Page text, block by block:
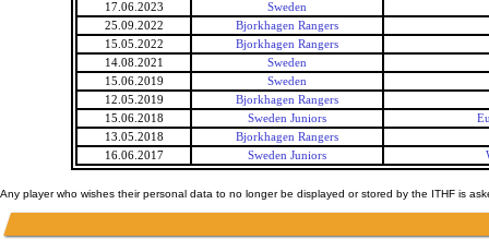
17.06.2023
Sweden
25.09.2022
Bjorkhagen Rangers
15.05.2022
Bjorkhagen Rangers
14.08.2021
Sweden
15.06.2019
Sweden
12.05.2019
Bjorkhagen Rangers
15.06.2018
Sweden Juniors
13.05.2018
Bjorkhagen Rangers
16.06.2017
Sweden Juniors
Any player who wishes their personal data to no longer be displayed or stored by the ITHF is